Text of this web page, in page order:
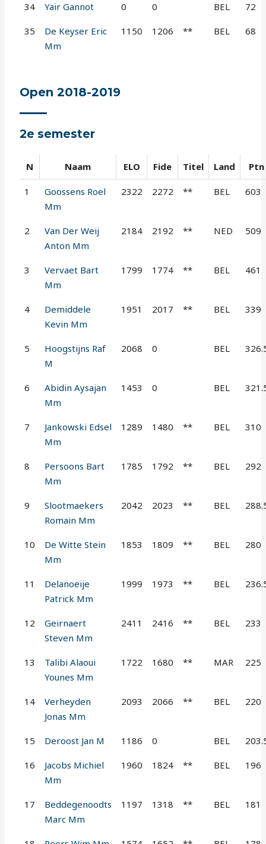
34 Yair Gannot 0 0 BEL 72
35
De Keyser Eric
Mm
1150 1206 ** BEL 68
Open 2018-2019
2e semester
N Naam ELO Fide Titel Land Ptn
1
Goossens Roel
Mm
2322 2272 ** BEL 603
2
Van Der Weij
Anton Mm
2184 2192 ** NED 509
3
Vervaet Bart
Mm
1799 1774 ** BEL 461
4
Demiddele
Kevin Mm
1951 2017 ** BEL 339
5
Hoogstijns Raf
M
2068 0 BEL
6
Abidin Aysajan
Mm
1453 0 BEL
7
Jankowski Edsel
Mm
1289 1480 ** BEL 310
8
Persoons Bart
Mm
1785 1792 ** BEL 292
9
Slootmaekers
Romain Mm
2042 2023 ** BEL
10
De Witte Stein
Mm
1853 1809 ** BEL 280
11
Delanoeije
Patrick Mm
1999 1973 ** BEL
12
Geirnaert
Steven Mm
2411 2416 ** BEL 233
13
Talibi Alaoui
Younes Mm
1722 1680 ** MAR 225
14
Verheyden
Jonas Mm
2093 2066 ** BEL 220
15 Deroost Jan M 1186 0 BEL
16
Jacobs Michiel
Mm
1960 1824 ** BEL 196
17
Beddegenoodts
Marc Mm
1197 1318 ** BEL 181